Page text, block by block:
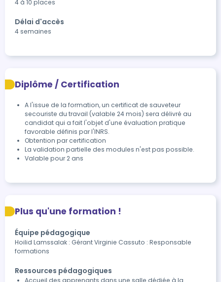
4 à 10 places
Délai d'accès
4 semaines
Diplôme / Certification
A l'issue de la formation, un certificat de sauveteur
secouriste du travail (valable 24 mois) sera délivré au
candidat qui a fait l'objet d'une évaluation pratique
favorable définis par l'INRS.
Obtention par certification
La validation partielle des modules n'est pas possible.
Valable pour 2 ans
Plus qu'une formation !
Équipe pédagogique
Hoilid Lamssalak : Gérant Virginie Cassuto : Responsable
formations
Ressources pédagogiques
Accueil des apprenants dans une salle dédiée à la